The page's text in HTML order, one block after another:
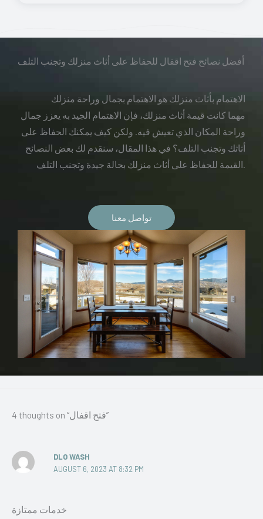
أفضل نصائح فتح اقفال للحفاظ على أثاث منزلك وتجنب التلف
الاهتمام بأثاث منزلك هو الاهتمام بجمال وراحة منزلك
مهما كانت قيمة أثاث منزلك، فإن الاهتمام الجيد به يعزز جمال
وراحة المكان الذي تعيش فيه. ولكن كيف يمكنك الحفاظ على
أثاثك وتجنب التلف؟ في هذا المقال، سنقدم لك بعض النصائح
القيمة للحفاظ على أثاث منزلك بحالة جيدة وتجنب التلف.
تواصل معنا
4 thoughts on “فتح اقفال”
DLO WASH
AUGUST 6, 2023 AT 8:32 PM
خدمات ممتازة